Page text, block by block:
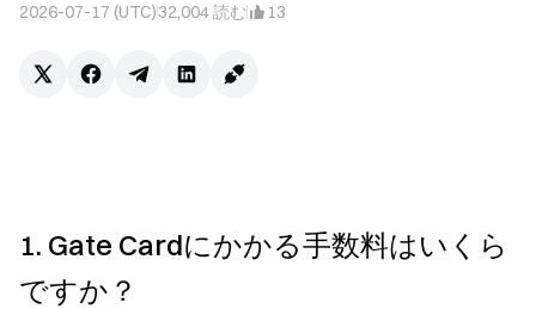
2026-07-17 (UTC)32,004読む 13
1. Gate Cardにかかる手数料はいくら
ですか？